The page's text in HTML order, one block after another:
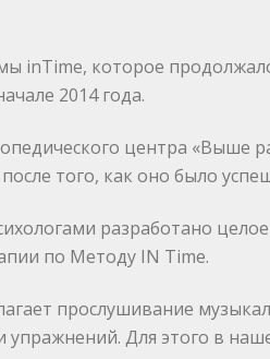
inTime, которое
2014 года.
центра «Выше
того, как оно было
разработано
по Методу IN Time.
прослушивание
упражнений. Для этого в